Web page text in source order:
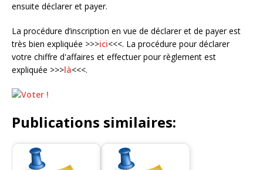
ensuite déclarer et payer.
La procédure d’inscription en vue de déclarer et de payer est
très bien expliquée >>>ici<<<. La procédure pour déclarer
votre chiffre d'affaires et effectuer pour règlement est
expliquée >>>là<<<.
Publications similaires: